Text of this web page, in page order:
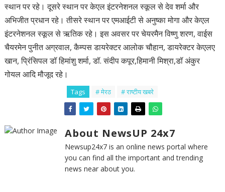
स्थान पर रहे। दूसरे स्थान पर केएल इंटरनेशनल स्कूल से देव शर्मा और
अभिजीत प्रधान रहे। तीसरे स्थान पर एमआईटी से अनुष्का मोगा और केएल
इंटरनेशनल स्कूल से ऋतिक रहे। इस अवसर पर चेयरमैन विष्णु शरण, वाईस
चैयरमेन पुनीत अग्रवाल, कैम्पस डायरेक्टर आलोक चौहान, डायरेक्टर केएलए
खान, प्रिंसिपल डॉ हिमांशु शर्मा, डॉ. संदीप कपूर,हिमानी मिश्रा,डॉ अंकुर
गोयल आदि मौजूद रहे।
Tags # मेरठ # राष्टीय खबरे
About NewsUP 24x7
Newsup24x7 is an online news portal where
you can find all the important and trending
news near about you.